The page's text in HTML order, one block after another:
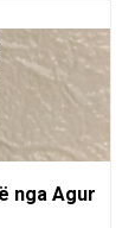
nga Agur